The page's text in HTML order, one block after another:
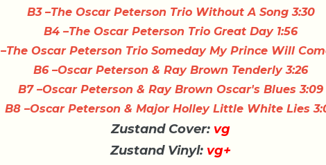
B3 –The Oscar Peterson Trio Without A Song3:30
B4 –The Oscar Peterson Trio Great Day 1:56
–The Oscar Peterson Trio Someday My Prince Will
B6 –Oscar Peterson & Ray Brown Tenderly3:26
B7 –Oscar Peterson & Ray Brown Oscar's Blues3:09
B8 –Oscar Peterson & Major Holley Little White Lies
Zustand Cover: vg
Zustand Vinyl: vg+